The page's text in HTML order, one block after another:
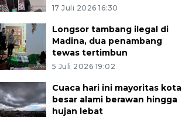
17 Juli 2026 16:30
Longsor tambang ilegal di
Madina, dua penambang
tewas tertimbun
5 Juli 2026 19:02
Cuaca hari ini mayoritas kota
besar alami berawan hingga
hujan lebat